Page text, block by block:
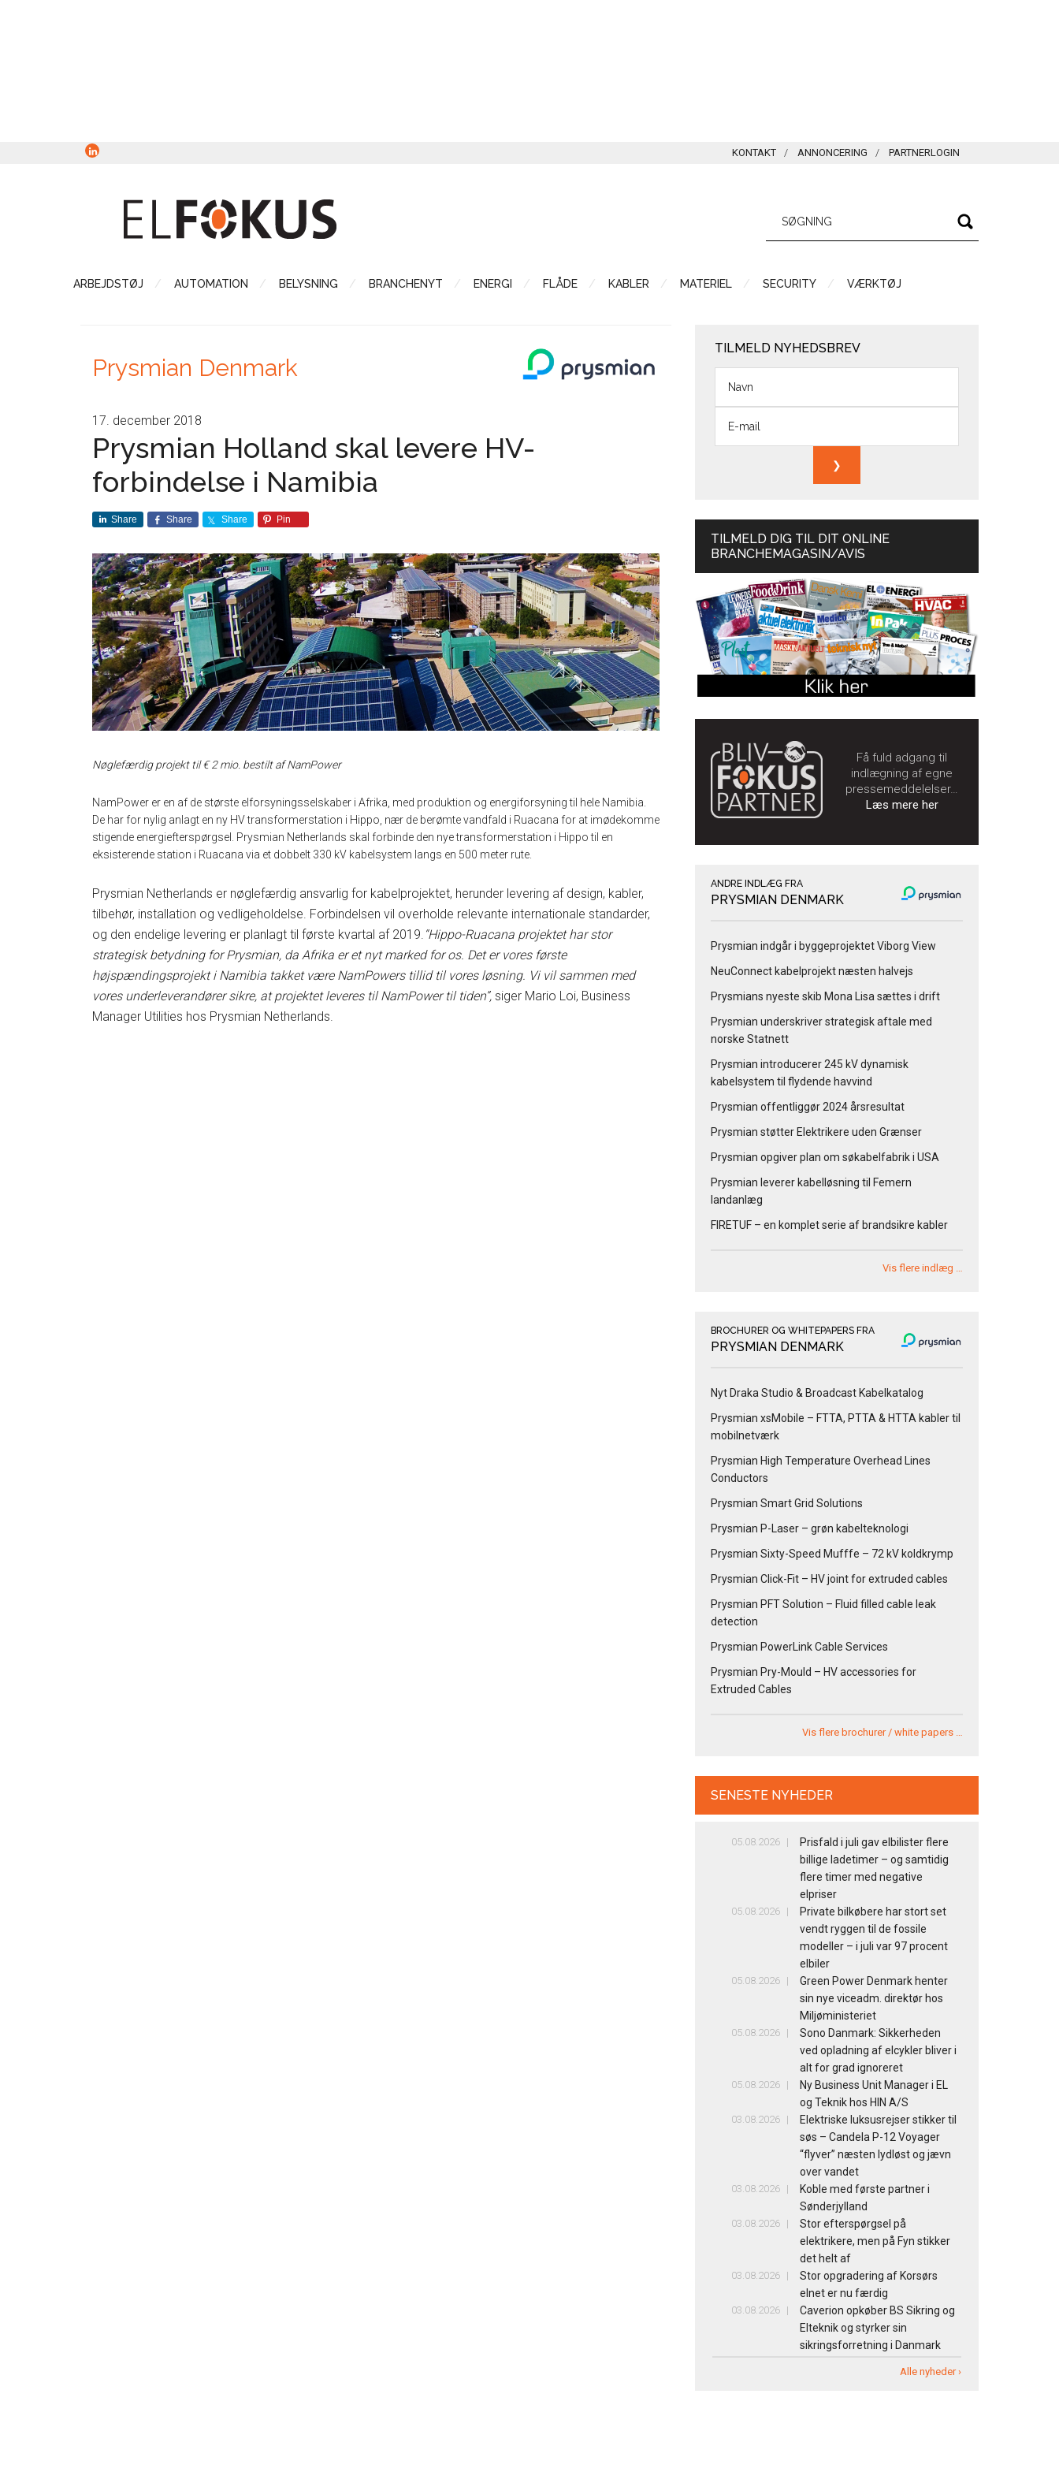
KONTAKT ANNONCERING PARTNERLOGIN
ARBEJDSTØJ AUTOMATION BELYSNING BRANCHENYT ENERGI FLÅDE KABLER MATERIEL SECURITY VÆRKTØJ
Prysmian Denmark
17. december 2018
Prysmian Holland skal levere HV-
forbindelse i Namibia
Share Share Share Pin
Nøglefærdig projekt til € 2 mio. bestilt af NamPower
NamPower er en af ​​de største elforsyningsselskaber i Afrika, med produktion og energiforsyning til hele Namibia.
De har for nylig anlagt en ny HV transformerstation i Hippo, nær de berømte vandfald i Ruacana for at imødekomme
stigende energiefterspørgsel. Prysmian Netherlands skal forbinde den nye transformerstation i Hippo til en
eksisterende station i Ruacana via et dobbelt 330 kV kabelsystem langs en 500 meter rute.
Prysmian Netherlands er nøglefærdig ansvarlig for kabelprojektet, herunder levering af design, kabler,
tilbehør, installation og vedligeholdelse. Forbindelsen vil overholde relevante internationale standarder,
og den endelige levering er planlagt til første kvartal af 2019. “Hippo-Ruacana projektet har stor
strategisk betydning for Prysmian, da Afrika er et nyt marked for os. Det er vores første
højspændingsprojekt i Namibia takket være NamPowers tillid til vores løsning. Vi vil sammen med
vores underleverandører sikre, at projektet leveres til NamPower til tiden”, siger Mario Loi, Business
Manager Utilities hos Prysmian Netherlands.
TILMELD NYHEDSBREV
TILMELD DIG TIL DIT ONLINE
BRANCHEMAGASIN/AVIS
Få fuld adgang til
indlægning af egne
pressemeddelelser…
Læs mere her
ANDRE INDLÆG FRA
PRYSMIAN DENMARK
Prysmian indgår i byggeprojektet Viborg View
NeuConnect kabelprojekt næsten halvejs
Prysmians nyeste skib Mona Lisa sættes i drift
Prysmian underskriver strategisk aftale med
norske Statnett
Prysmian introducerer 245 kV dynamisk
kabelsystem til flydende havvind
Prysmian offentliggør 2024 årsresultat
Prysmian støtter Elektrikere uden Grænser
Prysmian opgiver plan om søkabelfabrik i USA
Prysmian leverer kabelløsning til Femern
landanlæg
FIRETUF – en komplet serie af brandsikre kabler
Vis flere indlæg …
BROCHURER OG WHITEPAPERS FRA
PRYSMIAN DENMARK
Nyt Draka Studio & Broadcast Kabelkatalog
Prysmian xsMobile – FTTA, PTTA & HTTA kabler til
mobilnetværk
Prysmian High Temperature Overhead Lines
Conductors
Prysmian Smart Grid Solutions
Prysmian P-Laser – grøn kabelteknologi
Prysmian Sixty-Speed Mufffe – 72 kV koldkrymp
Prysmian Click-Fit – HV joint for extruded cables
Prysmian PFT Solution – Fluid filled cable leak
detection
Prysmian PowerLink Cable Services
Prysmian Pry-Mould – HV accessories for
Extruded Cables
Vis flere brochurer / white papers …
SENESTE NYHEDER
05.08.2026
Prisfald i juli gav elbilister flere
billige ladetimer – og samtidig
flere timer med negative
elpriser
05.08.2026
Private bilkøbere har stort set
vendt ryggen til de fossile
modeller – i juli var 97 procent
elbiler
05.08.2026
Green Power Denmark henter
sin nye viceadm. direktør hos
Miljøministeriet
05.08.2026
Sono Danmark: Sikkerheden
ved opladning af elcykler bliver i
alt for grad ignoreret
05.08.2026
Ny Business Unit Manager i EL
og Teknik hos HIN A/S
03.08.2026
Elektriske luksusrejser stikker til
søs – Candela P-12 Voyager
“flyver” næsten lydløst og jævn
over vandet
03.08.2026
Koble med første partner i
Sønderjylland
03.08.2026
Stor efterspørgsel på
elektrikere, men på Fyn stikker
det helt af
03.08.2026
Stor opgradering af Korsørs
elnet er nu færdig
03.08.2026
Caverion opkøber BS Sikring og
Elteknik og styrker sin
sikringsforretning i Danmark
Alle nyheder ›